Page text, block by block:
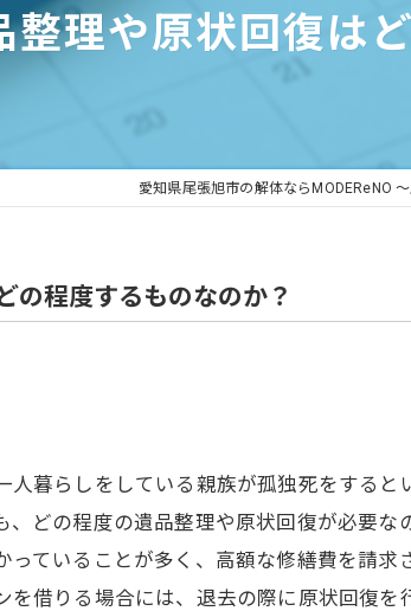
整理や原状回復は
愛知県尾張旭市の解体ならMODEReNO
の程度するものなのか？
暮らしをしている親族が孤独死をすると
どの程度の遺品整理や原状回復が必要な
ていることが多く、高額な修繕費を請求
借りる場合には、退去の際に原状回復を